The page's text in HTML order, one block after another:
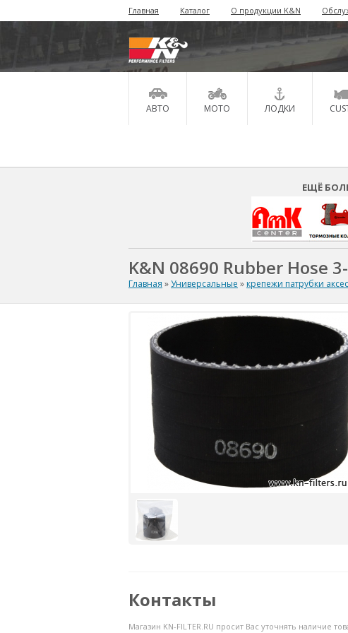
Главная Каталог О продукции K&N
АВТО МОТО ЛОДКИ
ЕЩЁ
K&N 08690 Rubber Hose
Главная »Универсальные » крепежи патрубки
Контакты
Магазин KN-FILTER.RU просит Вас уточнять наличие